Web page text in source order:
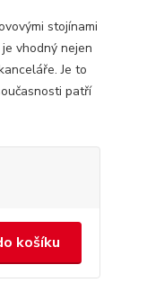
stojínami
vhodný nejen
Je to
patří
košíku